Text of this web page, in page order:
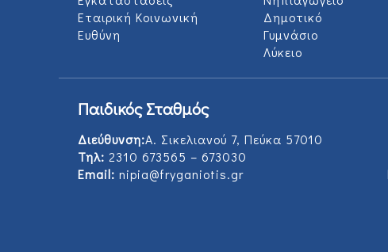
Εταιρική Κοινωνική
Ευθύνη
Δημοτικό
Γυμνάσιο
Λύκειο
Παιδικός Σταθμός
Διεύθυνση:Α. Σικελιανού 7, Πεύκα 57010
Τηλ: 2310 673565 – 673030
Email: nipia@fryganiotis.gr